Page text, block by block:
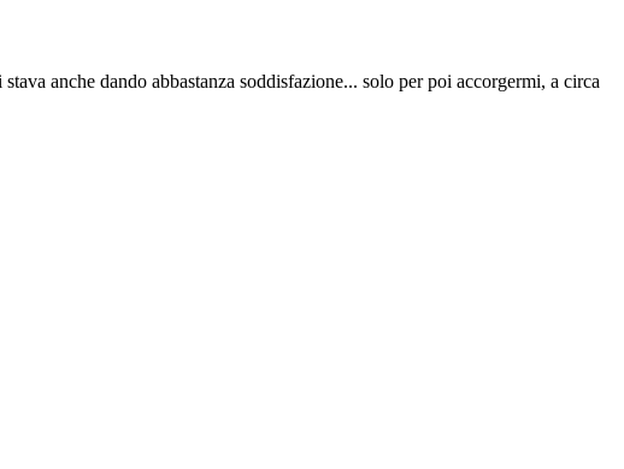
anche dando abbastanza soddisfazione... solo per poi accorgermi, a circa